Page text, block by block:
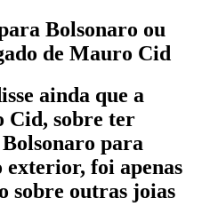
Bolsonaro ou
de Mauro Cid
ainda que a
Cid, sobre ter
para
foi apenas
sobre outras joias